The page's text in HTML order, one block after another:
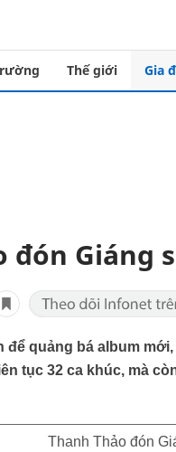
Thế giới Gia
đón Giáng
để quảng bá album
tục 32 ca khúc, mà